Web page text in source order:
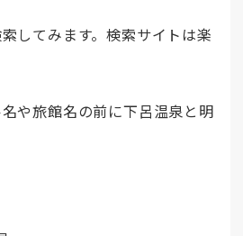
してみます。検索サイトは楽
や旅館名の前に下呂温泉と明